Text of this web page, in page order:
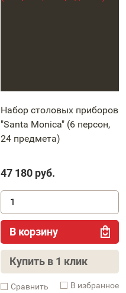
Набор столовых приборов
"Santa Monica" (6 персон,
24 предмета)
47 180 руб.
В корзину
Купить в 1 клик
Cравнить В избранное